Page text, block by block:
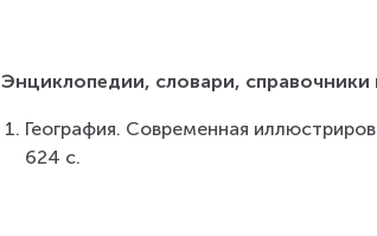
Энциклопедии, словари, справочники
География. Современная
624 с.